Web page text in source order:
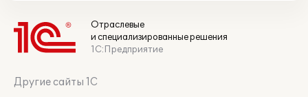
Отраслевые
и специализированные решения
1С:Предприятие
Другие сайты 1С